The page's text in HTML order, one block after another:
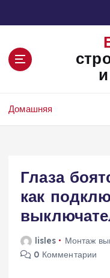
Домашняя
Глаза
как
lisles Монтаж
0 Комментарии